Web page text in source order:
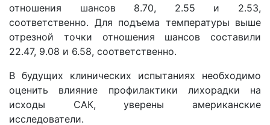
отношения шансов 8.70, 2.55 и 2.53,
соответственно. Для подъема температуры выше
отрезной точки отношения шансов составили
22.47, 9.08 и 6.58, соответственно.
В будущих клинических испытаниях необходимо
оценить влияние профилактики лихорадки на
исходы САК, уверены американские
исследователи.